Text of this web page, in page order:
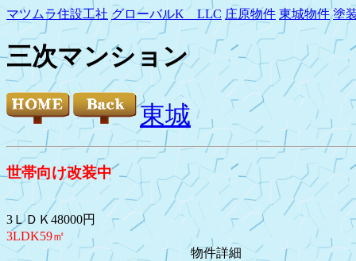
マツムラ住設工社 グローバルK LLC 庄原物件 東城物件 塗
三次マンション
東城
世帯向け改装中
3ＬＤＫ48000円
3LDK59㎡
物件詳細